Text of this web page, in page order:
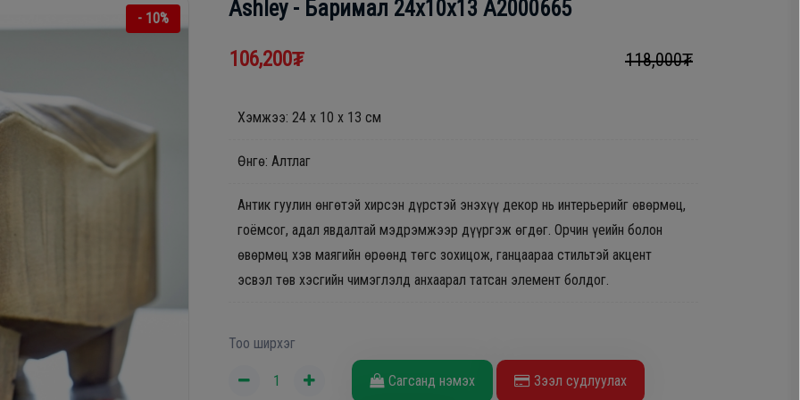
- 10% Ashley - Баримал 24х10х13 A2000665
106,200₮ 118,000₮
Хэмжээ: 24 х 10 х 13 см
Өнгө: Алтлаг
Антик гуулин өнгөтэй хирсэн дүрстэй энэхүү декор нь интерьерийг өвөрмөц,
гоёмсог, адал явдалтай мэдрэмжээр дүүргэж өгдөг. Орчин үеийн болон
өвөрмөц хэв маягийн өрөөнд төгс зохицож, ганцаараа стильтэй акцент
эсвэл төв хэсгийн чимэглэлд анхаарал татсан элемент болдог.
Тоо ширхэг
Сагсанд нэмэх Зээл судлуулах